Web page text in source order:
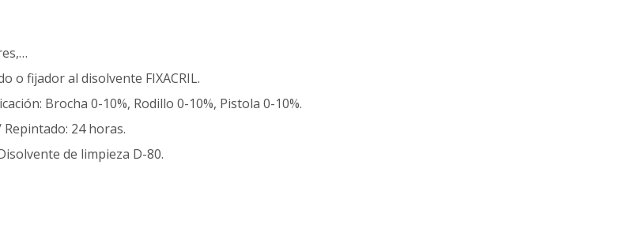
o fijador al disolvente FIXACRIL.
Brocha 0-10%, Rodillo 0-10%, Pistola 0-10%.
24 horas.
de limpieza D-80.